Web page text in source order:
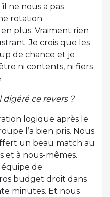
ne nous a pas
rotation
plus. Vraiment rien
Je crois que les
de chance et je
ni contents, ni fiers
ce revers ?
logique après le
l’a bien pris. Nous
un beau match au
et à nous-mêmes.
de
budget droit dans
minutes. Et nous